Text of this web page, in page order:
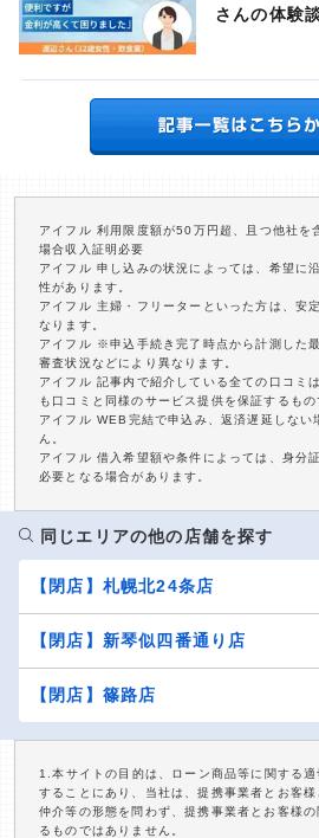
さんの体験
アイフル 利用限度額が50万円超、且つ他社を
場合収入証明必要
アイフル 申し込みの状況によっては、希望に
性があります。
アイフル 主婦・フリーターといった方は、安
なります。
アイフル ※申込手続き完了時点から計測した
審査状況などにより異なります。
アイフル 記事内で紹介している全ての口コミ
も口コミと同様のサービス提供を保証するもの
アイフル WEB完結で申込み、返済遅延しない
ん。
アイフル 借入希望額や条件によっては、身分
必要となる場合があります。
同じエリアの他の店舗を探す
【閉店】札幌北24条店
【閉店】新琴似四番通り店
【閉店】篠路店
1.本サイトの目的は、ローン商品等に関する
することにあり、当社は、提携事業者とお客様
仲介等の形態を問わず、提携事業者とお客様
るものではありません。